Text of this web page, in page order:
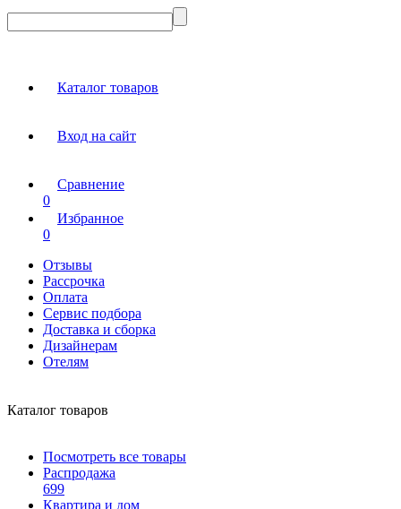
Каталог товаров
Вход на сайт
Сравнение
0
Избранное
0
Отзывы
Рассрочка
Оплата
Сервис подбора
Доставка и сборка
Дизайнерам
Отелям
Каталог товаров
Посмотреть все товары
Распродажа
699
Квартира и дом